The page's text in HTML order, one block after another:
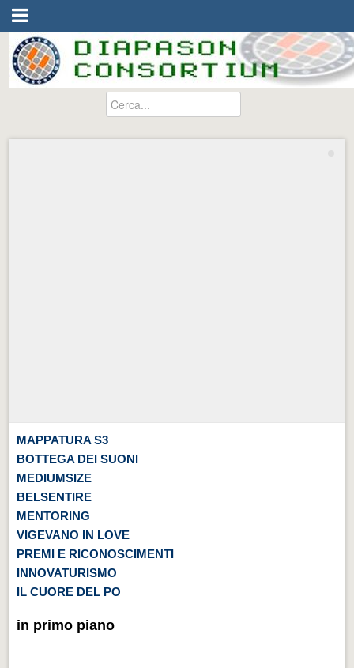
MAPPATURA S3
BOTTEGA DEI SUONI
MEDIUMSIZE
BELSENTIRE
MENTORING
VIGEVANO IN LOVE
PREMI E RICONOSCIMENTI
INNOVATURISMO
IL CUORE DEL PO
in primo piano